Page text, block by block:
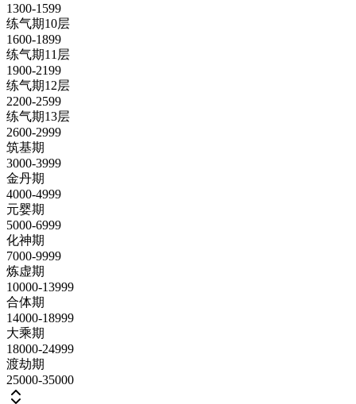
1300-1599
练气期10层
1600-1899
练气期11层
1900-2199
练气期12层
2200-2599
练气期13层
2600-2999
筑基期
3000-3999
金丹期
4000-4999
元婴期
5000-6999
化神期
7000-9999
炼虚期
10000-13999
合体期
14000-18999
大乘期
18000-24999
渡劫期
25000-35000